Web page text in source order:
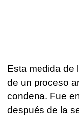
Esta medida de
de un proceso
condena. Fue
después de la